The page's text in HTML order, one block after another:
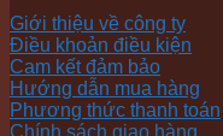
Giới thiệu về công ty
Điều khoản điều kiện
Cam kết đảm bảo
Hướng dẫn mua hàng
Phương thức thanh toán
Chính sách giao hàng